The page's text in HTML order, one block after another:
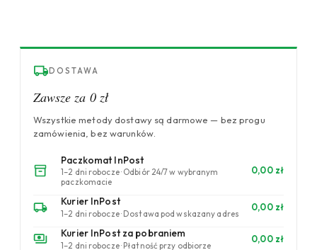
DOSTAWA
Zawsze za 0 zł
Wszystkie metody dostawy są darmowe — bez progu
zamówienia, bez warunków.
Paczkomat InPost
1–2 dni robocze · Odbiór 24/7 w wybranym
paczkomacie
0,00 zł
Kurier InPost
1–2 dni robocze · Dostawa pod wskazany adres
0,00 zł
Kurier InPost za pobraniem
1–2 dni robocze · Płatność przy odbiorze
0,00 zł